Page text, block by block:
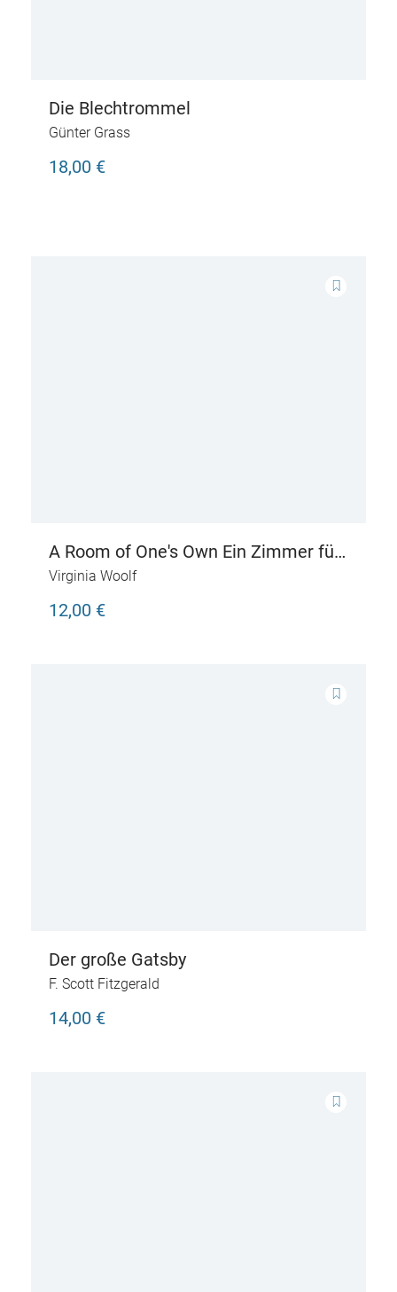
Die Blechtrommel
Günter Grass
18,00 €
A Room of One's Own Ein Zimmer für
sich allein
Virginia Woolf
12,00 €
Der große Gatsby
F. Scott Fitzgerald
14,00 €